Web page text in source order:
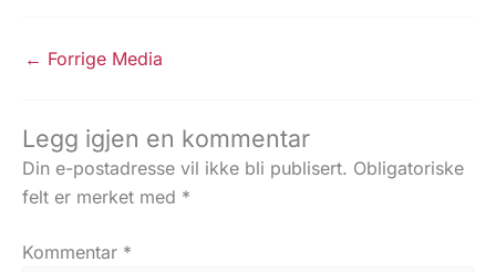
← Forrige Media
Legg igjen en kommentar
Din e-postadresse vil ikke bli publisert. Obligatoriske
felt er merket med *
Kommentar *